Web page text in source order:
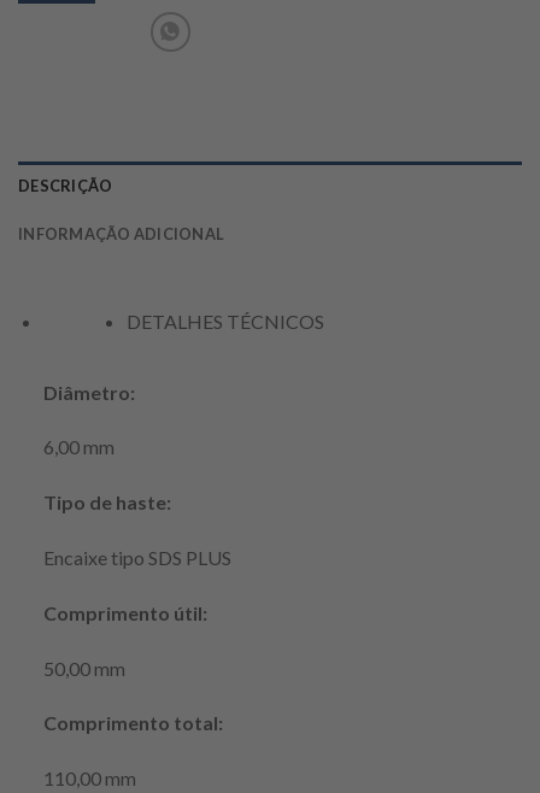
DESCRIÇÃO
INFORMAÇÃO ADICIONAL
DETALHES TÉCNICOS
Diâmetro:
6,00 mm
Tipo de haste:
Encaixe tipo SDS PLUS
Comprimento útil:
50,00 mm
Comprimento total:
110,00 mm